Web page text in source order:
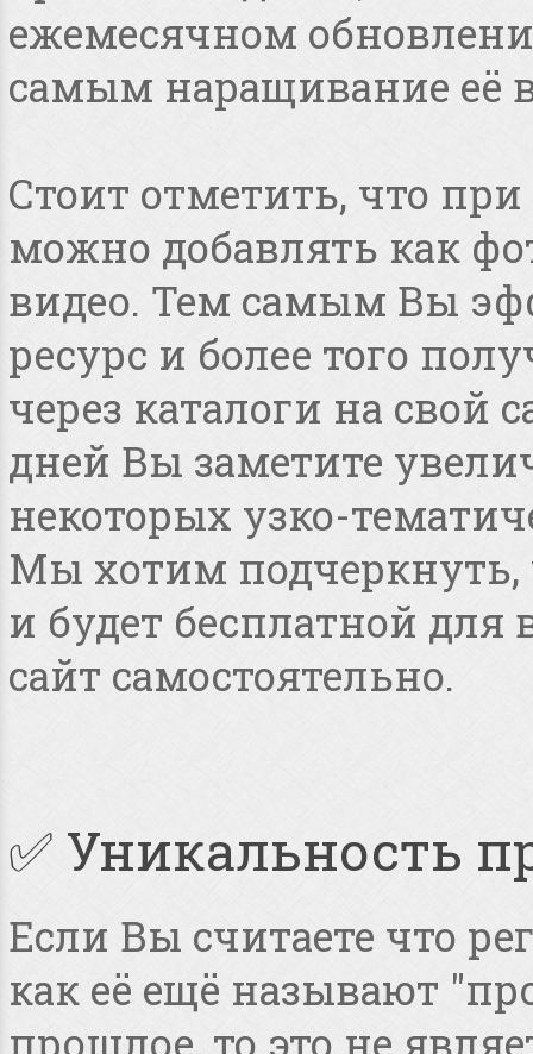
ежемесячном
самым наращивание её
Стоит отметить, что
можно добавлять как
видео. Тем самым Вы
ресурс и более того
через каталоги на свой
дней Вы заметите
некоторых узко-
Мы хотим подчеркнуть,
и будет бесплатной
сайт самостоятельно.
✅ Уникальность
Если Вы считаете что
как её ещё называют
прошлое, то это не